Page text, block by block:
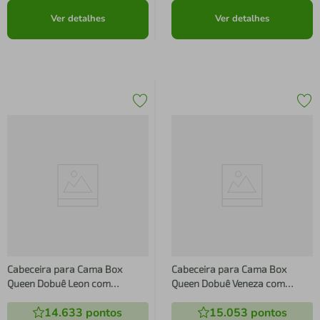
Ver detalhes Ver detalhes
Cabeceira para Cama Box
Queen Dobuê Leon com
Corino
14.633 pontos
Cabeceira para Cama Box
Queen Dobuê Veneza com
15.053 pontos